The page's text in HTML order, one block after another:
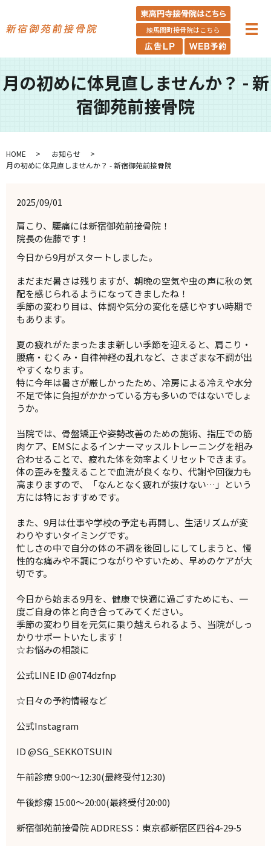
練馬関町接骨院はこちら
月の初めに体見直しませんか？ - 新
宿御苑前接骨院
HOME
お知らせ
月の初めに体見直しませんか？ - 新宿御苑前接骨院
2025/09/01
肩こり、腰痛には新宿御苑前接骨院！
院長の佐藤です！
今日から9月がスタートしました。
まだまだ暑さは残りますが、朝晩の空気や虫の声に秋の気
配を感じられるようになってきましたね！
季節の変わり目は、体調や気分の変化を感じやすい時期で
もあります。
夏の疲れがたまったまま新しい季節を迎えると、肩こり・
腰痛・むくみ・自律神経の乱れなど、さまざまな不調が出
やすくなります。
特に今年は暑さが厳しかったため、冷房による冷えや水分
不足で体に負担がかかっている方も多いのではないでしょ
うか。
当院では、骨盤矯正や姿勢改善のための施術、指圧での筋
肉ケア、EMSによるインナーマッスルトレーニングを組み
合わせることで、疲れた体を効率よくリセットできます。
体の歪みを整えることで血流が良くなり、代謝や回復力も
高まりますので、「なんとなく疲れが抜けない…」という
方には特におすすめです。
また、9月は仕事や学校の予定も再開し、生活リズムが変
わりやすいタイミングです。
忙しさの中で自分の体の不調を後回しにしてしまうと、慢
性的な痛みや不調につながりやすいため、早めのケアが大
切です。
今日から始まる9月を、健康で快適に過ごすためにも、一
度ご自身の体と向き合ってみてください。
季節の変わり目を元気に乗り越えられるよう、当院がしっ
かりサポートいたします！
☆お悩みの相談に
公式LINE ID @074dzfnp
☆日々の予約情報など
公式Instagram
ID @SG_SEKKOTSUIN
午前診療 9:00～12:30(最終受付12:30)
午後診療 15:00～20:00(最終受付20:00)
新宿御苑前接骨院 ADDRESS：東京都新宿区四谷4-29-5